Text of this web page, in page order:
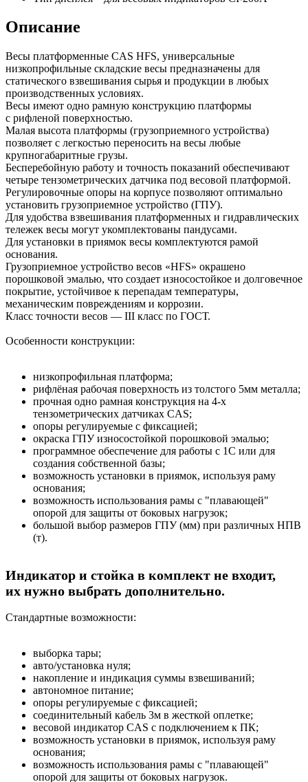
Описание
Весы платформенные CAS HFS, универсальные
низкопрофильные складские весы предназначены для
статического взвешивания сырья и продукции в любых
производственных условиях.
Весы имеют одно рамную конструкцию платформы
с рифленой поверхностью.
Малая высота платформы (грузоприемного устройства)
позволяет с легкостью переносить на весы любые
крупногабаритные грузы.
Бесперебойную работу и точность показаний обеспечивают
четыре тензометрических датчика под весовой платформой.
Регулировочные опоры на корпусе позволяют оптимально
установить грузоприемное устройство (ГПУ).
Для удобства взвешивания платформенных и гидравлических
тележек весы могут укомплектованы пандусами.
Для установки в приямок весы комплектуются рамой
основания.
Грузоприемное устройство весов «HFS» окрашено
порошковой эмалью, что создает износостойкое и долговечное
покрытие, устойчивое к перепадам температуры,
механическим повреждениям и коррозии.
Класс точности весов — III класс по ГОСТ.
Особенности конструкции:
низкопрофильная платформа;
рифлёная рабочая поверхность из толстого 5мм металла;
прочная одно рамная конструкция на 4-х
тензометрических датчиках CAS;
опоры регулируемые с фиксацией;
окраска ГПУ износостойкой порошковой эмалью;
программное обеспечение для работы с 1С или для
создания собственной базы;
возможность установки в приямок, используя раму
основания;
возможность использования рамы с "плавающей"
опорой для защиты от боковых нагрузок;
большой выбор размеров ГПУ (мм) при различных НПВ
(т).
Индикатор и стойка в комплект не входит,
их нужно выбрать дополнительно.
Стандартные возможности:
выборка тары;
авто/установка нуля;
накопление и индикация суммы взвешиваний;
автономное питание;
опоры регулируемые с фиксацией;
соединительный кабель 3м в жесткой оплетке;
весовой индикатор CAS с подключением к ПК;
возможность установки в приямок, используя раму
основания;
возможность использования рамы с "плавающей"
опорой для защиты от боковых нагрузок.